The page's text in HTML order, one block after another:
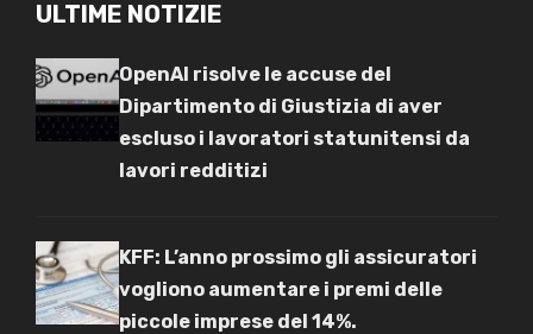
ULTIME NOTIZIE
OpenAI risolve le accuse del
Dipartimento di Giustizia di aver
escluso i lavoratori statunitensi da
lavori redditizi
KFF: L’anno prossimo gli assicuratori
vogliono aumentare i premi delle
piccole imprese del 14%.